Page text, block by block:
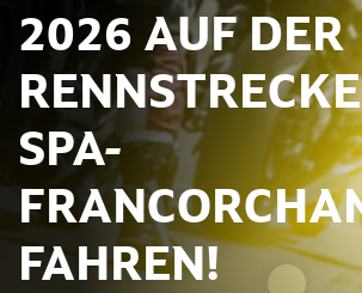
2026 AUF DER
SPA-
FAHREN!